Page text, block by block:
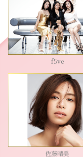
f5ve
佐藤晴美